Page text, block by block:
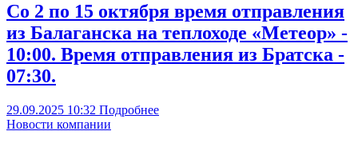
Со 2 по 15 октября время отправления
из Балаганска на теплоходе «Метеор» -
10:00. Время отправления из Братска -
07:30.
29.09.2025 10:32 Подробнее
Новости компании